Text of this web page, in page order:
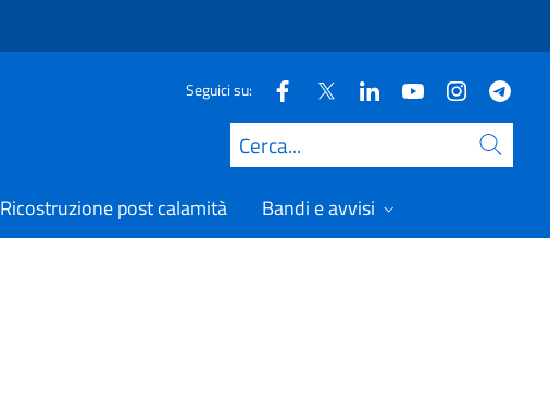
Seguici su:
Cerca
Ricostruzione post calamità Bandi e avvisi